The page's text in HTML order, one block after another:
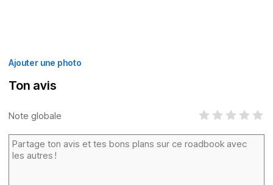
Ajouter une photo
Ton avis
Note globale